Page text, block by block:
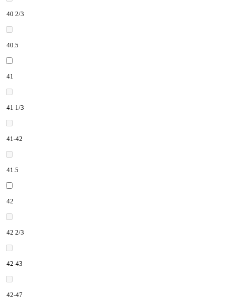
40 2/3
40.5
41
41 1/3
41-42
41.5
42
42 2/3
42-43
42-47